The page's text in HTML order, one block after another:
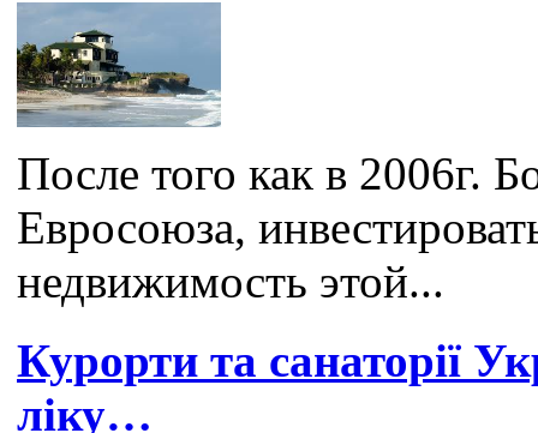
После того как в 2006г.
Евросоюза,
недвижимость этой...
Курорти та санаторії
ліку…